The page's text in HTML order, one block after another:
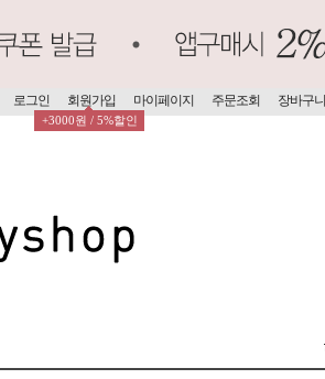
로그인 회원가입
+3000원 / 5%할인
마이페이지 주문조회 장바구니